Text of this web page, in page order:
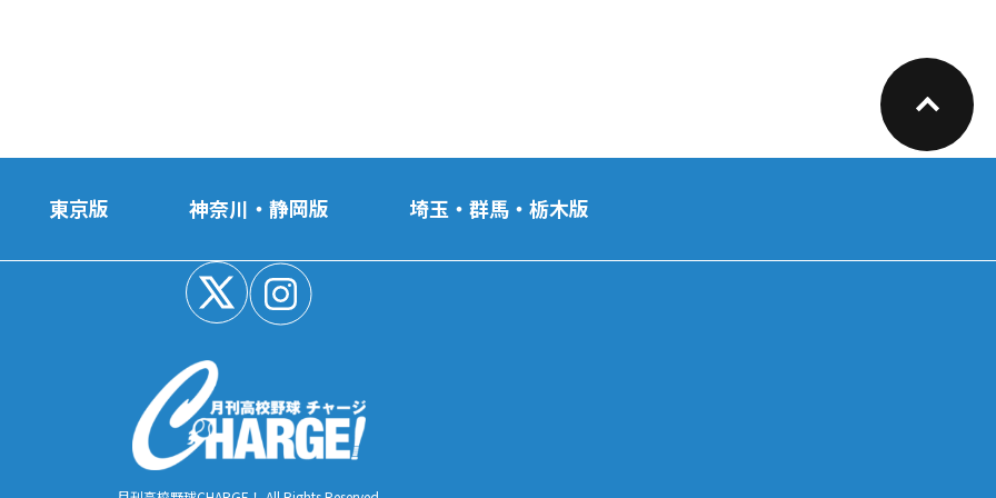
東京版 神奈川・静岡版 埼玉・群馬・栃木版